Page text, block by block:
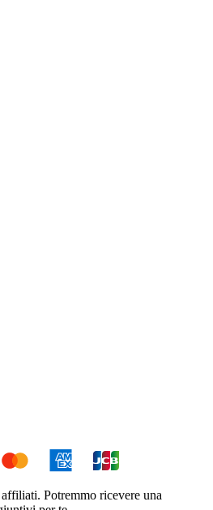
Potremmo ricevere una